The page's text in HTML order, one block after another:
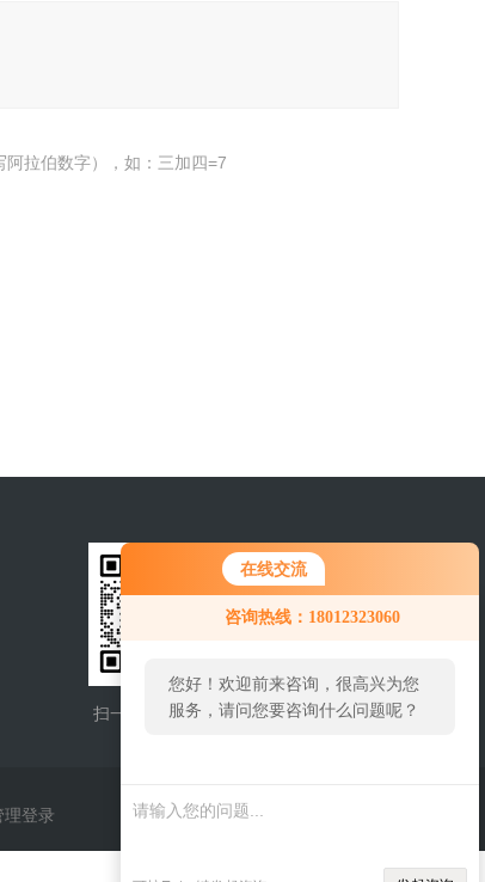
在线交流
咨询热线：18012323060
您好！欢迎前来咨询，很高兴为您
服务，请问您要咨询什么问题呢？
拉伯数字），如：三加四=7
手机查看
扫一扫，添加微信
理登录